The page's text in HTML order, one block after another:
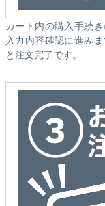
カート内の購入手続
入力内容確認に進み
と注文完了です。